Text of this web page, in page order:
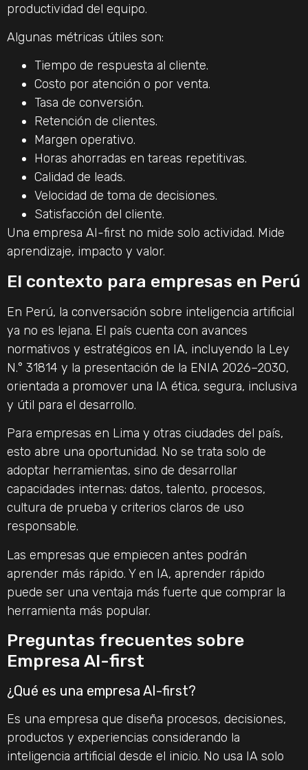
productividad del equipo.
Algunas métricas útiles son:
Tiempo de respuesta al cliente.
Costo por atención o por venta.
Tasa de conversión.
Retención de clientes.
Margen operativo.
Horas ahorradas en tareas repetitivas.
Calidad de leads.
Velocidad de toma de decisiones.
Satisfacción del cliente.
Una empresa AI-first no mide solo actividad. Mide
aprendizaje, impacto y valor.
El contexto para empresas en Perú
En Perú, la conversación sobre inteligencia artificial
ya no es lejana. El país cuenta con avances
normativos y estratégicos en IA, incluyendo la Ley
N.° 31814 y la presentación de la ENIA 2026–2030,
orientada a promover una IA ética, segura, inclusiva
y útil para el desarrollo.
Para empresas en Lima y otras ciudades del país,
esto abre una oportunidad. No se trata solo de
adoptar herramientas, sino de desarrollar
capacidades internas: datos, talento, procesos,
cultura de prueba y criterios claros de uso
responsable.
Las empresas que empiecen antes podrán
aprender más rápido. Y en IA, aprender rápido
puede ser una ventaja más fuerte que comprar la
herramienta más popular.
Preguntas frecuentes sobre
Empresa AI-first
¿Qué es una empresa AI-first?
Es una empresa que diseña procesos, decisiones,
productos y experiencias considerando la
inteligencia artificial desde el inicio. No usa IA solo